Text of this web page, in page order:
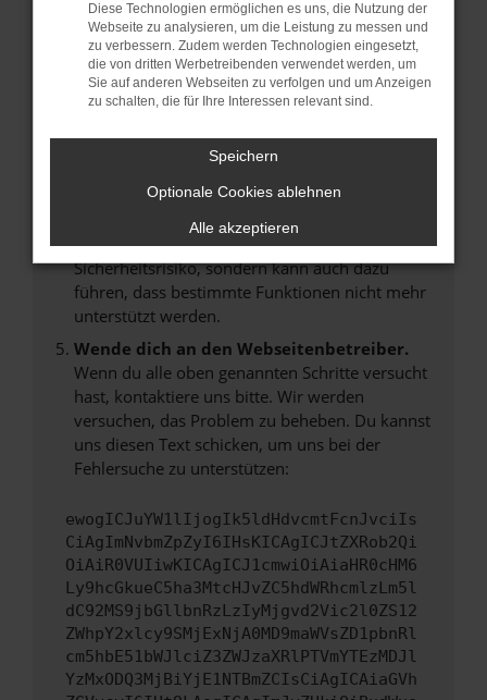
verhindern. Funktioniert die Seite in einem
anderen Browser oder in einem privaten
Fenster?
Starte dein Gerät neu.
Probleme zu beheben.
Betriebssystem auf dem neuesten Stand
Veraltete Software birgt nicht nur ein
Sicherheitsrisiko, sondern kann auch dazu
führen, dass bestimmte Funktionen nicht mehr
unterstützt werden.
Wende dich an den Webseitenbetreiber.
Wenn du alle oben genannten Schritte versucht
hast, kontaktiere uns bitte. Wir werden
versuchen, das Problem zu beheben. Du kannst
uns diesen Text schicken, um uns bei der
Fehlersuche zu unterstützen:
ewogICJuYW1lIjogIk5ldHdvcmtFcnJvciIs
CiAgImNvbmZpZyI6IHsKICAgICJtZXRob2Qi
OiAiR0VUIiwKICAgICJ1cmwiOiAiaHR0cHM6
Ly9hcGkueC5ha3MtcHJvZC5hdWRhcmlzLm5l
dC92MS9jbGllbnRzLzIyMjgvd2Vic2l0ZS12
ZWhpY2xlcy9SMjExNjA0MD9maWVsZD1pbnRl
cm5hbE51bWJlciZ3ZWJzaXRlPTVmYTEzMDJl
YzMxODQ3MjBiYjE1NTBmZCIsCiAgICAiaGVh
Diese Technologien ermöglichen es uns, die Nutzung der
Webseite zu analysieren, um die Leistung zu messen und
zu verbessern. Zudem werden Technologien eingesetzt,
die von dritten Werbetreibenden verwendet werden, um
Sie auf anderen Webseiten zu verfolgen und um Anzeigen
zu schalten, die für Ihre Interessen relevant sind.
Speichern
Optionale Cookies ablehnen
Alle akzeptieren